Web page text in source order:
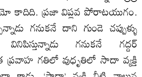
కాదిది. ప్రజా విప్లవ పోరాటయుగం.
గనుకనే దాని గుండె చప్పుళ్ళు
గనుకనే గద్దర్‌
ప్రవాహ గతిలో వుధృతిలో సాదా వ్యక్తి